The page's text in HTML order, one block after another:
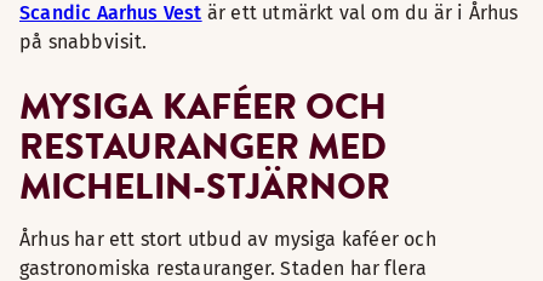
Scandic Aarhus Vest är ett utmärkt val om du är i Århus
på snabbvisit.
MYSIGA KAFÉER OCH
RESTAURANGER MED
MICHELIN-STJÄRNOR
Århus har ett stort utbud av mysiga kaféer och
gastronomiska restauranger. Staden har flera